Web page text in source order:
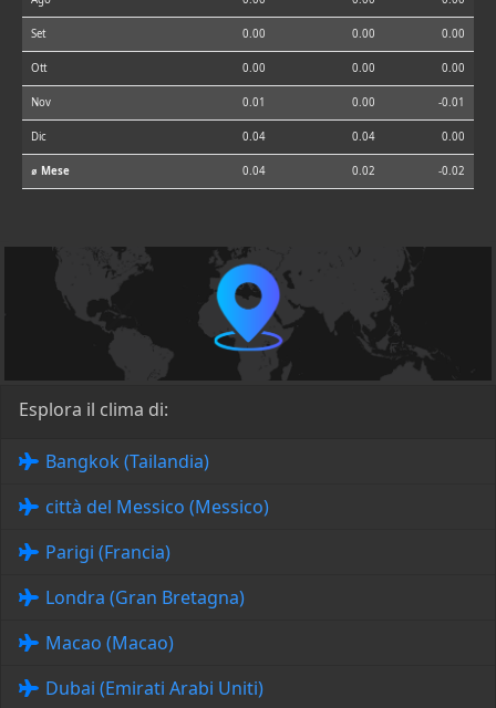
Set 0.00 0.00 0.00
Ott 0.00 0.00 0.00
Nov 0.01 0.00 -0.01
Dic 0.04 0.04 0.00
⌀ Mese 0.04 0.02 -0.02
Esplora il clima di:
Bangkok (Tailandia)
città del Messico (Messico)
Parigi (Francia)
Londra (Gran Bretagna)
Macao (Macao)
Dubai (Emirati Arabi Uniti)